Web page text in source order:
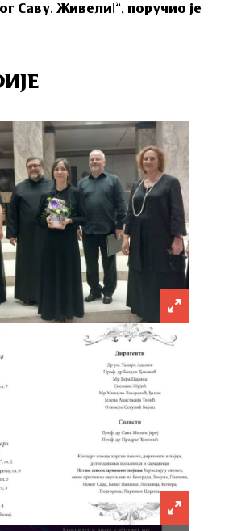
Саву. Живели!”, поручио је